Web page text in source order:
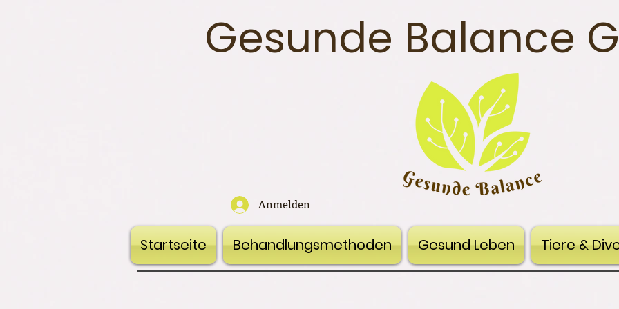
Gesunde Balance
Anmelden
Startseite Behandlungsmethoden Gesund Leben Tiere &